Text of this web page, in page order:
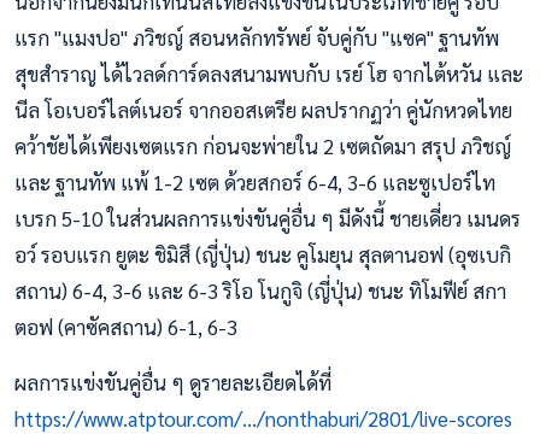
แรก "แมงปอ" ภวิชญ์ สอนหลักทรัพย์ จับคู่กับ "แซค" ฐานทัพ
สุขสำราญ ได้ไวลด์การ์ดลงสนามพบกับ เรย์ โฮ จากไต้หวัน และ
นีล โอเบอร์ไลต์เนอร์ จากออสเตรีย ผลปรากฏว่า คู่นักหวดไทย
คว้าชัยได้เพียงเซตแรก ก่อนจะพ่ายใน 2 เซตถัดมา สรุป ภวิชญ์
และ ฐานทัพ แพ้ 1-2 เซต ด้วยสกอร์ 6-4, 3-6 และซูเปอร์ไท
เบรก 5-10 ในส่วนผลการแข่งขันคู่อื่น ๆ มีดังนี้ ชายเดี่ยว เมนดร
อว์ รอบแรก ยูตะ ชิมิสึ (ญี่ปุ่น) ชนะ คูโมยุน สุลตานอฟ (อุซเบกิ
สถาน) 6-4, 3-6 และ 6-3 ริโอ โนกูจิ (ญี่ปุ่น) ชนะ ทิโมฟีย์ สกา
ตอฟ (คาซัคสถาน) 6-1, 6-3
ผลการแข่งขันคู่อื่น ๆ ดูรายละเอียดได้ที่
https://www.atptour.com/.../nonthaburi/2801/live-scores